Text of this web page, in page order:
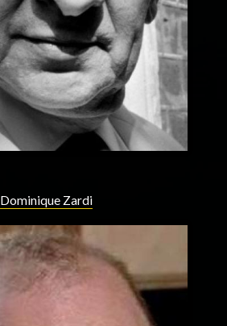
Dominique Zardi